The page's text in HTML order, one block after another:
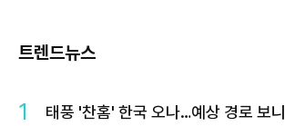
트렌드뉴스
1 태풍 '찬홈' 한국 오나…예상 경로 보니